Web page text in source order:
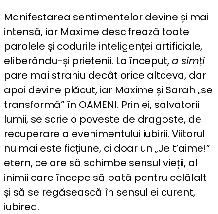
Manifestarea sentimentelor devine și mai
intensă, iar Maxime descifrează toate
parolele și codurile inteligenței artificiale,
eliberându-și prietenii. La început,a simți
pare mai straniu decât orice altceva, dar
apoi devine plăcut, iar Maxime și Sarah „se
transformă” în OAMENI. Prin ei, salvatorii
lumii, se scrie o poveste de dragoste, de
recuperare a evenimentului iubirii. Viitorul
nu mai este ficțiune, ci doar un „Je t’aime!”
etern, ce are să schimbe sensul vieții, al
inimii care începe să bată pentru celălalt
și să se regăsească în sensul ei curent,
iubirea.